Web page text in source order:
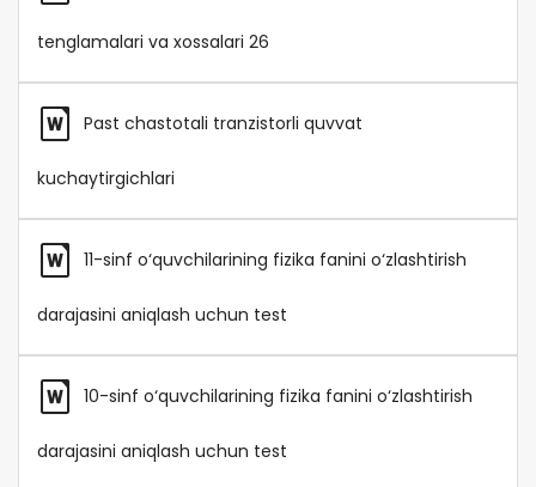
tenglamalari va xossalari 26
Past chastotali tranzistorli quvvat
kuchaytirgichlari
11-sinf o‘quvchilarining fizika fanini o‘zlashtirish
darajasini aniqlash uchun test
10-sinf o‘quvchilarining fizika fanini o‘zlashtirish
darajasini aniqlash uchun test